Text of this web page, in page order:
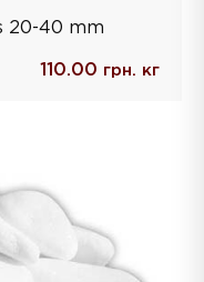
20-40 mm
110.00 грн. кг